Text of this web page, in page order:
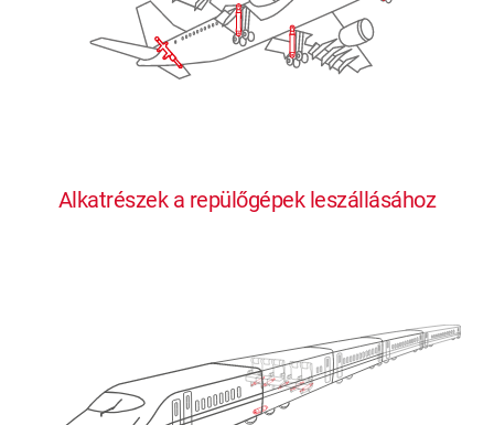
Alkatrészek a repülőgépek leszállásához